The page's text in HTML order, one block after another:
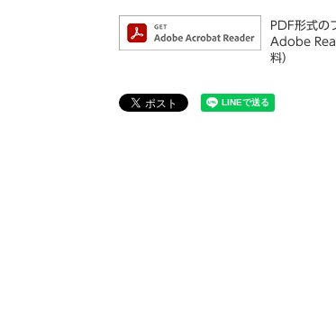
PDF形式の
Adobe
料）